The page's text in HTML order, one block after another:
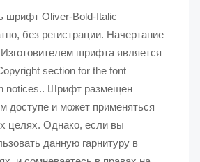
шрифт Oliver-Bold-Italic
без регистрации. Начертание
шрифта является
section for the font
notices.. Шрифт размещен
доступе и может применяться
целях. Однако, если вы
данную гарнитуру в